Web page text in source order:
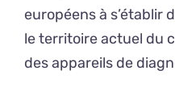
européens à s’établir
le territoire actuel du
des appareils de